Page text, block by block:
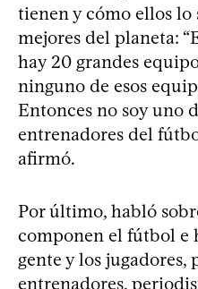
tienen y cómo ellos
mejores del planeta:
hay 20 grandes
ninguno de esos
Entonces no soy uno
entrenadores del
afirmó.
Por último, habló
componen el fútbol e
gente y los jugadores,
entrenadores,